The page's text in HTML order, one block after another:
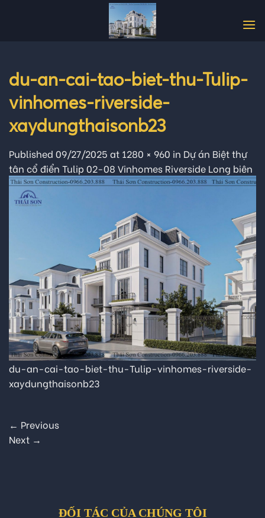
du-an-cai-tao-biet-thu-Tulip-
vinhomes-riverside-
xaydungthaisonb23
Published 09/27/2025 at 1280 × 960 in Dự án Biệt thự
tân cổ điển Tulip 02-08 Vinhomes Riverside Long biên
du-an-cai-tao-biet-thu-Tulip-vinhomes-riverside-
xaydungthaisonb23
← Previous
Next →
ĐỐI TÁC CỦA CHÚNG TÔI